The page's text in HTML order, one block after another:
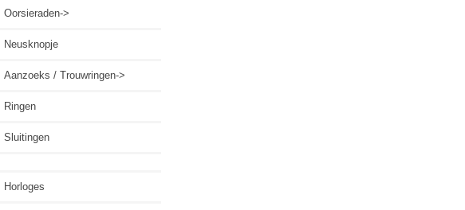
Oorsieraden->
Neusknopje
Aanzoeks / Trouwringen->
Ringen
Sluitingen
Horloges